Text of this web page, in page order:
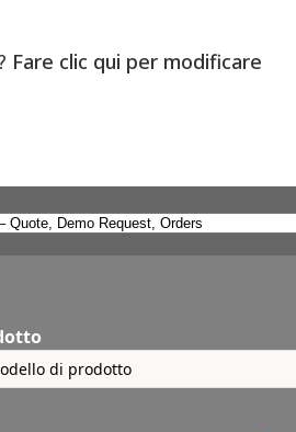
Fare clic qui per modificare